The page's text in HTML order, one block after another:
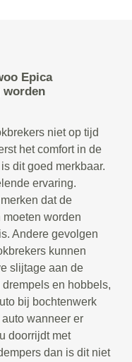
Epica
niet op tijd
het comfort in de
dit goed merkbaar.
ervaring.
dat de
worden
Andere gevolgen
kunnen
slijtage aan de
en hobbels,
bij bochtenwerk
wanneer er
doorrijdt met
dan is dit niet